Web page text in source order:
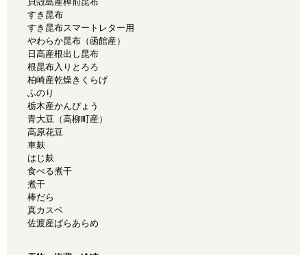
すき昆布
すき昆布スマートレター用
やわらか昆布（函館産）
日高産根出し昆布
根昆布入りとろろ
柏崎産乾燥きくらげ
ふのり
栃木産かんぴょう
青大豆（高柳町産）
高原花豆
車麸
はじ麸
食べる煮干
煮干
棒だら
真カスベ
佐渡産ばらあらめ